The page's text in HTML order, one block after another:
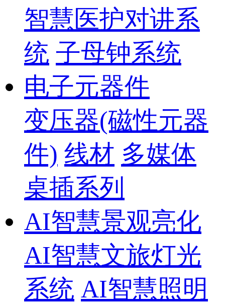
智慧医护对讲系
统 子母钟系统
电子元器件
变压器(磁性元器
件) 线材 多媒体
桌插系列
AI智慧景观亮化
AI智慧文旅灯光
系统 AI智慧照明